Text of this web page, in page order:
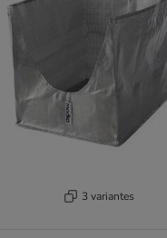
3 variantes